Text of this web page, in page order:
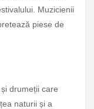
Muzicienii
piese de
drumeții care
naturii și a